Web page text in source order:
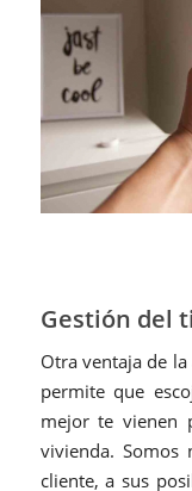
Gestión del
Otra ventaja de
permite que
mejor te vienen
vivienda. Somos
cliente, a sus